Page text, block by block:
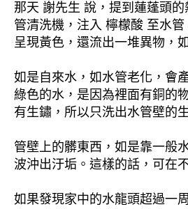
那天 謝先生 說，提到蓮蓬頭
管清洗機，注入 檸檬酸 至水
呈現黃色，還流出一堆異物，
如是自來水，如水管老化，會
綠色的水，是因為裡面有銅的
有生鏽，所以只洗出水管壁的
管壁上的髒東西，如是靠一般
波沖出汙垢。這樣的話，可在
如果發現家中的水龍頭超過一